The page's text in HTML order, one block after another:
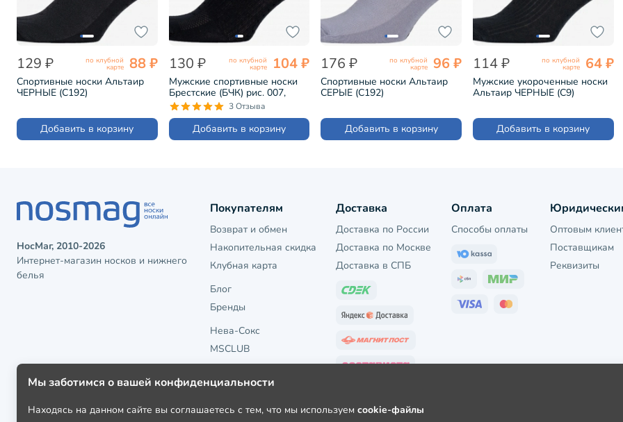
129 ₽ по клубной
карте 88 ₽
Спортивные носки Альтаир
ЧЕРНЫЕ (С192)
Добавить в корзину
130 ₽ по клубной
карте 104 ₽
Мужские спортивные носки
Брестские (БЧК) рис. 007,
ЧЕРНЫЕ (14С2313)
3 Отзыва
Добавить в корзину
176 ₽ по клубной
карте 96 ₽
Спортивные носки Альтаир
СЕРЫЕ (С192)
Добавить в корзину
114 ₽ по клубной
карте 64 ₽
Мужские укороченные носки
Альтаир ЧЕРНЫЕ (С9)
Добавить в корзину
НосМаг, 2010-2026
Интернет-магазин носков и нижнего
белья
Покупателям
Возврат и обмен
Накопительная скидка
Клубная карта
Блог
Бренды
Нева-Сокс
MSCLUB
Доставка
Доставка по России
Доставка по Москве
Доставка в СПБ
Оплата
Способы оплаты
Оптовым
Поставщикам
Реквизиты
Мы заботимся о вашей конфиденциальности
Находясь на данном сайте вы соглашаетесь с тем, что мы используем cookie-файлы